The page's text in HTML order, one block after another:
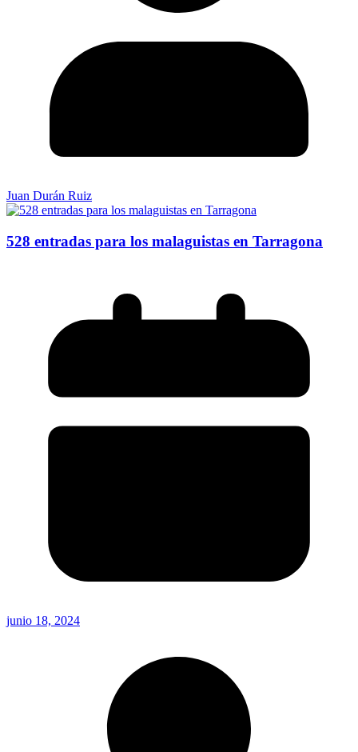
Juan Durán Ruiz
528 entradas para los malaguistas en Tarragona
junio 18, 2024